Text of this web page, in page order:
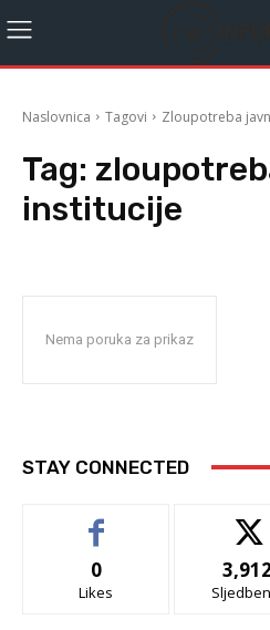
Naslovnica Tagovi Zloupotreba
Tag:
institucije
Nema poruka za prikaz
STAY CONNECTED
0
Likes
3,912